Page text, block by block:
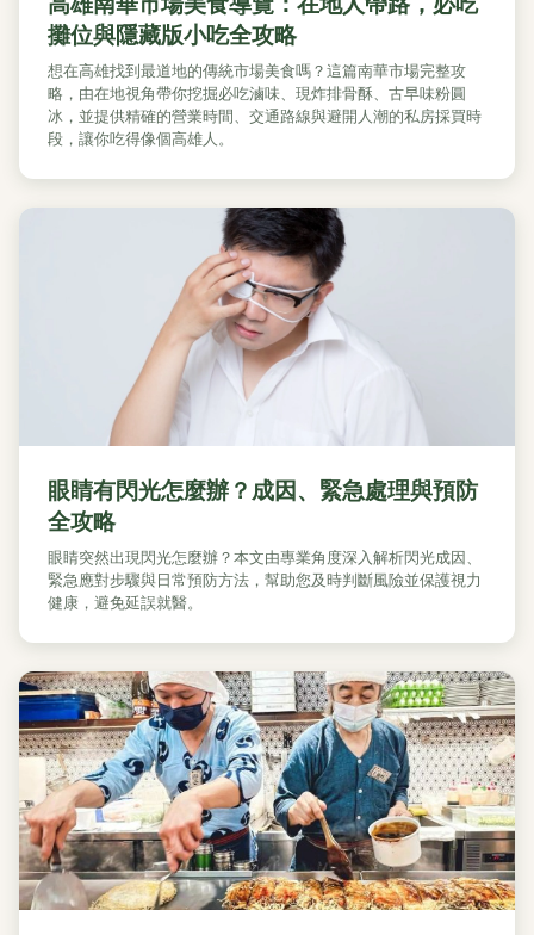
攤位與隱藏版小吃全攻略
想在高雄找到最道地的傳統市場美食嗎？這篇南華市場完整攻
略，由在地視角帶你挖掘必吃滷味、現炸排骨酥、古早味粉圓
冰，並提供精確的營業時間、交通路線與避開人潮的私房採買時
段，讓你吃得像個高雄人。
眼睛有閃光怎麼辦？成因、緊急處理與預防
全攻略
眼睛突然出現閃光怎麼辦？本文由專業角度深入解析閃光成因、
緊急應對步驟與日常預防方法，幫助您及時判斷風險並保護視力
健康，避免延誤就醫。